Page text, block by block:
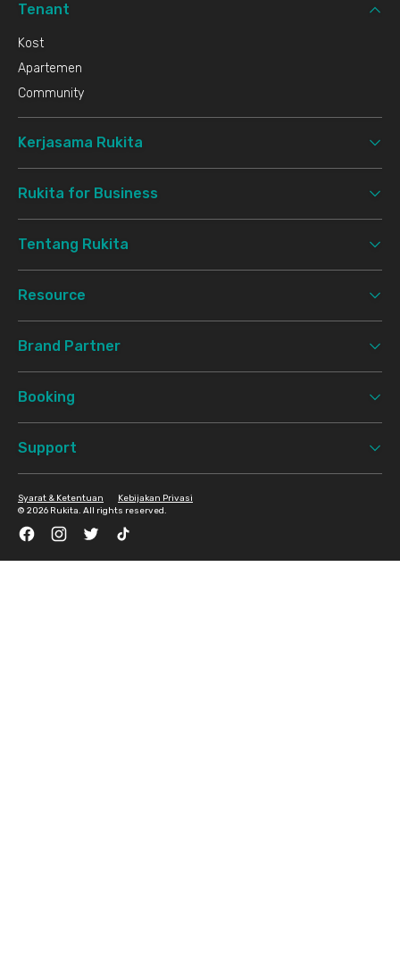
Tenant
Kost
Apartemen
Community
Kerjasama Rukita
Rukita for Business
Tentang Rukita
Resource
Brand Partner
Booking
Support
© 2026 Rukita. All rights reserved.
Syarat & Ketentuan Kebijakan Privasi
FacebookInstagramTwitter TikTok